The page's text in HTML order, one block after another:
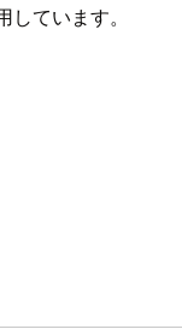
ています。